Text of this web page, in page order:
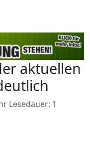
aktuellen
Lesedauer: 1